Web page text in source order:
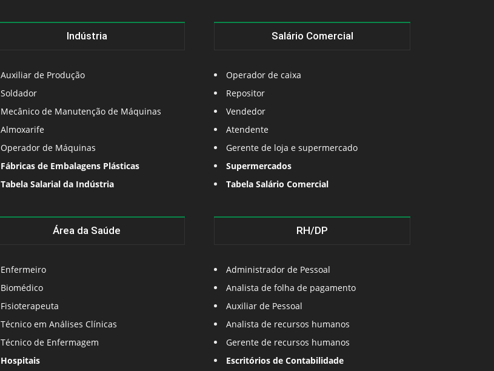
Indústria
Auxiliar de Produção
Soldador
Mecânico de Manutenção de Máquinas
Almoxarife
Operador de Máquinas
Fábricas de Embalagens Plásticas
Tabela Salarial da Indústria
Área da Saúde
Enfermeiro
Biomédico
Fisioterapeuta
Técnico em Análises Clínicas
Técnico de Enfermagem
Hospitais
Salário Comercial
Operador de caixa
Repositor
Vendedor
Atendente
Gerente de loja e supermercado
Supermercados
Tabela Salário Comercial
RH/DP
Administrador de Pessoal
Analista de folha de pagamento
Auxiliar de Pessoal
Analista de recursos humanos
Gerente de recursos humanos
Escritórios de Contabilidade